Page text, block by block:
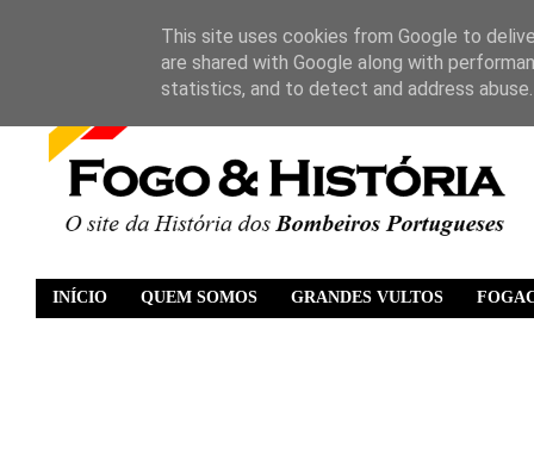
INÍCIO QUEM SOMOS GRANDES VULTOS
This site uses cookies from Google to
are shared with Google along with
statistics, and to detect and address abuse.